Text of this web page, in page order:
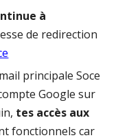
à
de redirection
principale Soce
Google sur
tes accès aux
fonctionnels car